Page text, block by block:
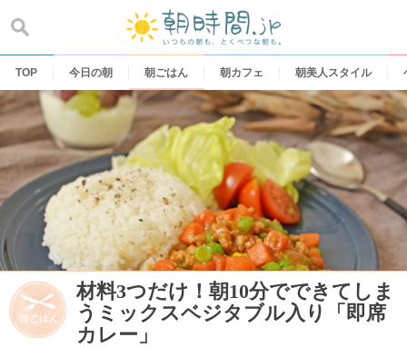
content
TOP 今日の朝 朝ごはん 朝カフェ 朝美人スタイル
材料3つだけ！朝10分でできてしま
うミックスベジタブル入り「即席
カレー」